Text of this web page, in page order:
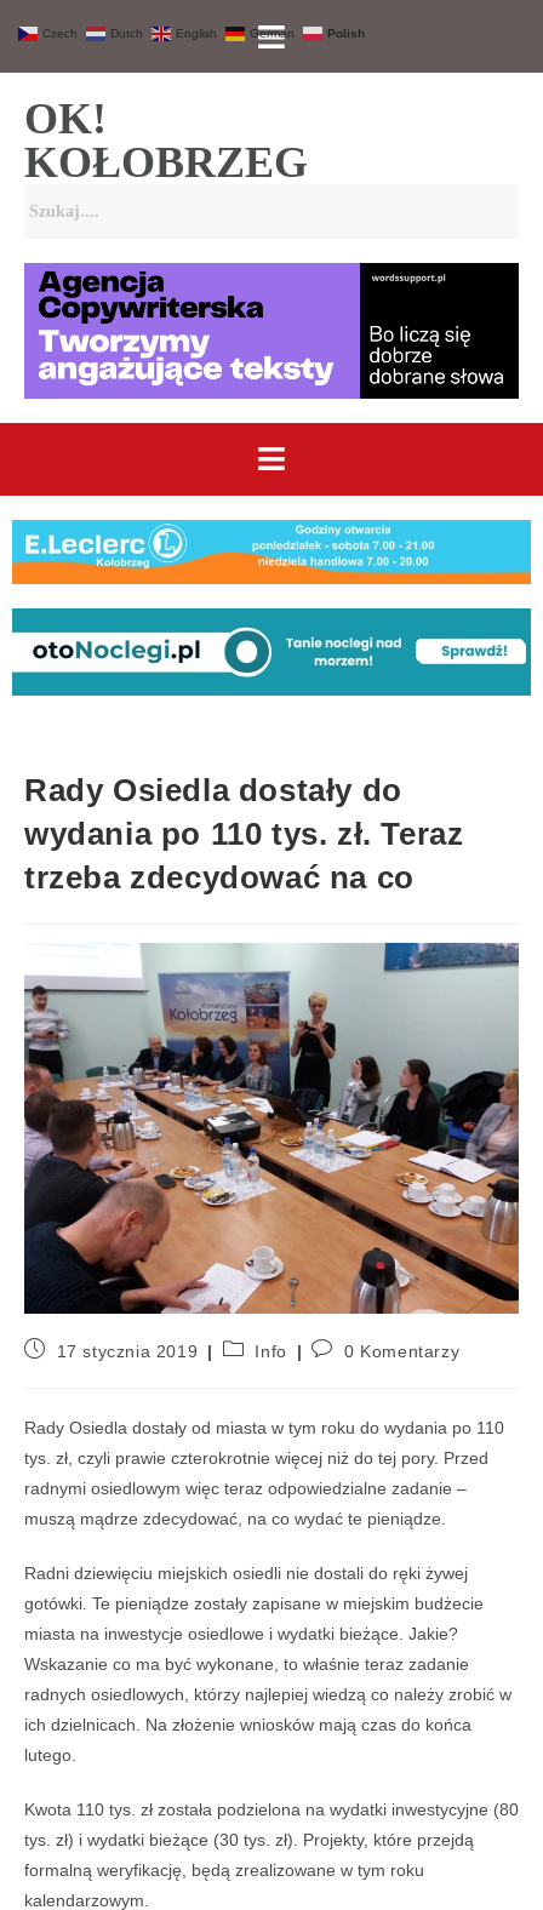
OK!
KOŁOBRZEG
Rady Osiedla dostały do
wydania po 110 tys. zł. Teraz
trzeba zdecydować na co
17 stycznia 2019 Info 0 Komentarzy
Rady Osiedla dostały od miasta w tym roku do wydania po 110
tys. zł, czyli prawie czterokrotnie więcej niż do tej pory. Przed
radnymi osiedlowym więc teraz odpowiedzialne zadanie –
muszą mądrze zdecydować, na co wydać te pieniądze.
Radni dziewięciu miejskich osiedli nie dostali do ręki żywej
gotówki. Te pieniądze zostały zapisane w miejskim budżecie
miasta na inwestycje osiedlowe i wydatki bieżące. Jakie?
Wskazanie co ma być wykonane, to właśnie teraz zadanie
radnych osiedlowych, którzy najlepiej wiedzą co należy zrobić w
ich dzielnicach. Na złożenie wniosków mają czas do końca
lutego.
Kwota 110 tys. zł została podzielona na wydatki inwestycyjne (80
tys. zł) i wydatki bieżące (30 tys. zł). Projekty, które przejdą
formalną weryfikację, będą zrealizowane w tym roku
kalendarzowym.
Czech Dutch English German Polish